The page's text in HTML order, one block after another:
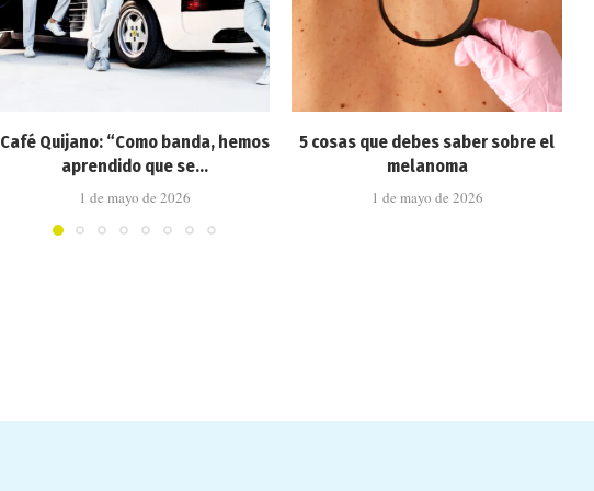
Café Quijano: “Como banda, hemos
aprendido que se...
1 de mayo de 2026
5 cosas que debes saber sobre el
melanoma
1 de mayo de 2026